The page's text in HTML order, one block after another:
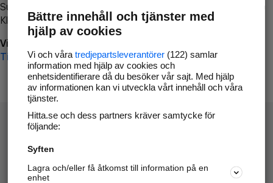
Surfa till
Klicka påTillbaka-knappen i webbläsaren och försök igen
Vi beklagar besväret!
Till startsidan
Hitta.se - Gratis nummerupplysning.
Sök företag, personer och platser.
Bättre innehåll och tjänster med
hjälp av cookies
Vi och våra tredjepartsleverantörer(122) samlar
information med hjälp av cookies och
enhetsidentifierare då du besöker vår sajt. Med hjälp
av informationen kan vi utveckla vårt innehåll och våra
tjänster.
Hitta.se och dess partners kräver samtycke för
följande:
Syften
Lagra och/eller få åtkomst till information på en
enhet